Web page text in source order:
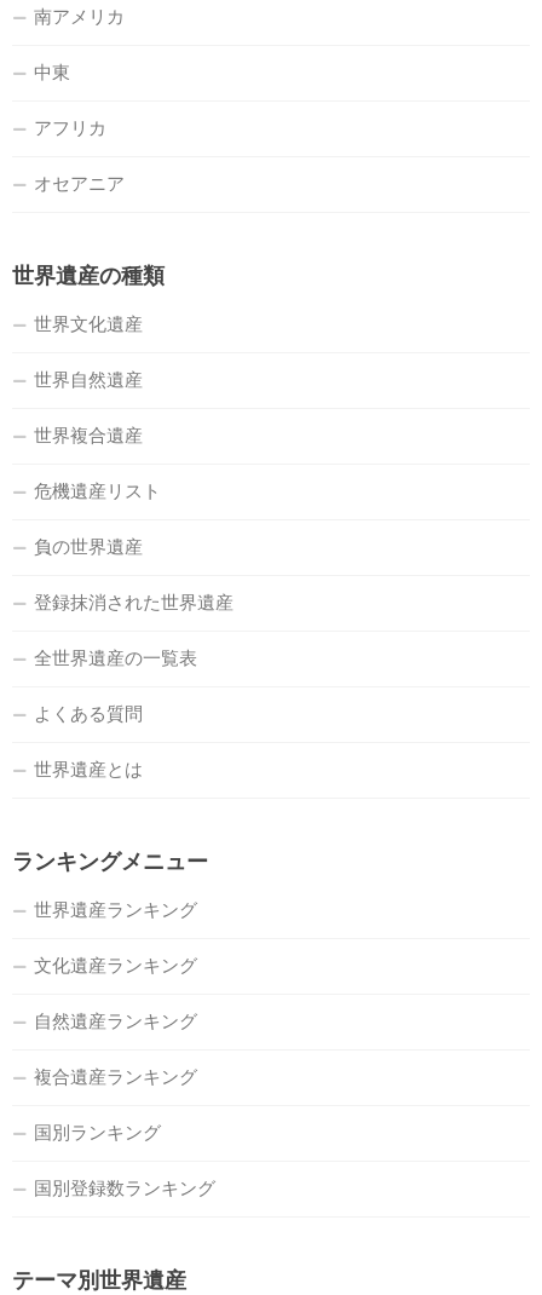
南アメリカ
中東
アフリカ
オセアニア
世界遺産の種類
世界文化遺産
世界自然遺産
世界複合遺産
危機遺産リスト
負の世界遺産
登録抹消された世界遺産
全世界遺産の一覧表
よくある質問
世界遺産とは
ランキングメニュー
世界遺産ランキング
文化遺産ランキング
自然遺産ランキング
複合遺産ランキング
国別ランキング
国別登録数ランキング
テーマ別世界遺産